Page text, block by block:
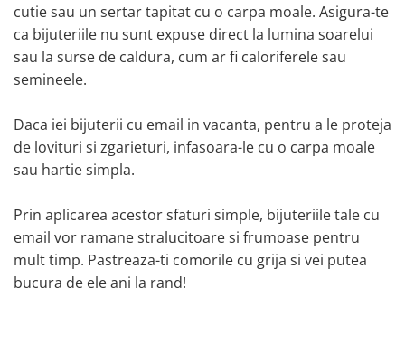
cutie sau un sertar tapitat cu o carpa moale. Asigura-te
ca bijuteriile nu sunt expuse direct la lumina soarelui
sau la surse de caldura, cum ar fi caloriferele sau
semineele.
Daca iei bijuterii cu email in vacanta, pentru a le proteja
de lovituri si zgarieturi, infasoara-le cu o carpa moale
sau hartie simpla.
Prin aplicarea acestor sfaturi simple, bijuteriile tale cu
email vor ramane stralucitoare si frumoase pentru
mult timp. Pastreaza-ti comorile cu grija si vei putea
bucura de ele ani la rand!